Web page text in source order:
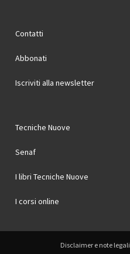
Contatti
Abbonati
Iscriviti alla newsletter
Tecniche Nuove
Senaf
I libri Tecniche Nuove
I corsi online
Disclaimer e note legali